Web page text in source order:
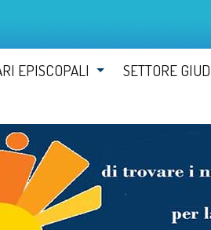
EPISCOPALI SETTORE